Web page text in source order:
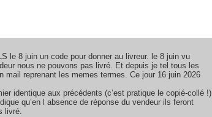
le 8 juin un code pour donner au livreur. le 8 juin vu
nous ne pouvons pas livré. Et depuis je tel tous les
reprenant les memes termes. Ce jour 16 juin 2026
identique aux précédents (c’est pratique le copié-collé !)
qu’en l absence de réponse du vendeur ils feront
livré.